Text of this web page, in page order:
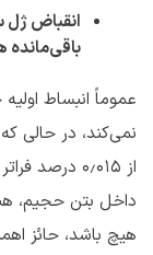
انقباض ژل
باقی‌مانده
نمی‌کند، در حالی
از ۰٫۰۱۵
داخل بتن حجیم،
هیچ باشد، حائز